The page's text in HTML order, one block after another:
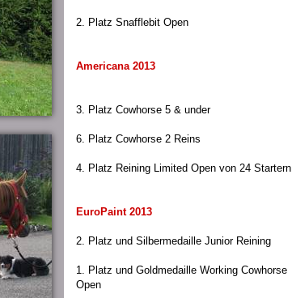
2. Platz Snafflebit Open
Americana 2013
3. Platz Cowhorse 5 & under
6. Platz Cowhorse 2 Reins
4. Platz Reining Limited Open von 24 Startern
EuroPaint 2013
2. Platz und Silbermedaille Junior Reining
1. Platz und Goldmedaille Working Cowhorse
Open